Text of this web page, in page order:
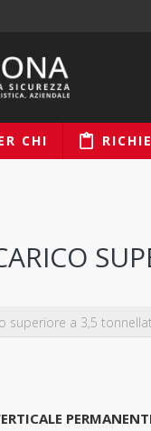
CHI
superiore a 3,5